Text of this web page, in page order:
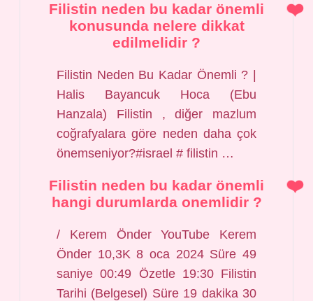
Filistin neden bu kadar önemli
konusunda nelere dikkat
edilmelidir ?
Filistin Neden Bu Kadar Önemli ? |
Halis Bayancuk Hoca (Ebu
Hanzala) Filistin , diğer mazlum
coğrafyalara göre neden daha çok
önemseniyor?#israel # filistin …
Filistin neden bu kadar önemli
hangi durumlarda onemlidir ?
/ Kerem Önder YouTube Kerem
Önder 10,3K 8 oca 2024 Süre 49
saniye 00:49 Özetle 19:30 Filistin
Tarihi (Belgesel) Süre 19 dakika 30